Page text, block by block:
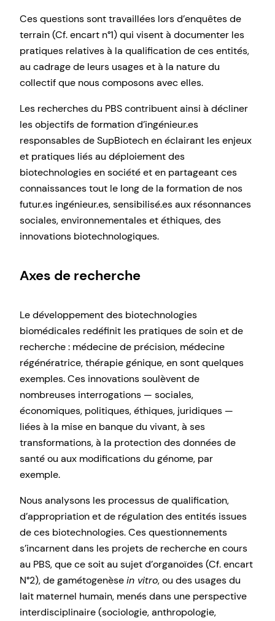
Ces questions sont travaillées lors d’enquêtes de
terrain (Cf. encart n°1) qui visent à documenter les
pratiques relatives à la qualification de ces entités,
au cadrage de leurs usages et à la nature du
collectif que nous composons avec elles.
Les recherches du PBS contribuent ainsi à décliner
les objectifs de formation d’ingénieur.es
responsables de SupBiotech en éclairant les enjeux
et pratiques liés au déploiement des
biotechnologies en société et en partageant ces
connaissances tout le long de la formation de nos
futur.es ingénieur.es, sensibilisé.es aux résonnances
sociales, environnementales et éthiques, des
innovations biotechnologiques.
Axes de recherche
Le développement des biotechnologies
biomédicales redéfinit les pratiques de soin et de
recherche : médecine de précision, médecine
régénératrice, thérapie génique, en sont quelques
exemples. Ces innovations soulèvent de
nombreuses interrogations — sociales,
économiques, politiques, éthiques, juridiques —
liées à la mise en banque du vivant, à ses
transformations, à la protection des données de
santé ou aux modifications du génome, par
exemple.
Nous analysons les processus de qualification,
d’appropriation et de régulation des entités issues
de ces biotechnologies. Ces questionnements
s’incarnent dans les projets de recherche en cours
au PBS, que ce soit au sujet d’organoïdes (Cf. encart
N°2), de gamétogenèsein vitro, ou des usages du
lait maternel humain, menés dans une perspective
interdisciplinaire (sociologie, anthropologie,